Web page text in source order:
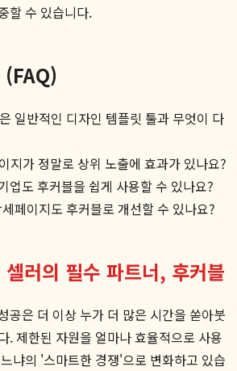
할 수 있습니다.
(FAQ)
일반적인 디자인 템플릿 툴과 무엇이 다
지가 정말로 상위 노출에 효과가 있나요?
업도 후커블을 쉽게 사용할 수 있나요?
페이지도 후커블로 개선할 수 있나요?
러의 필수 파트너, 후커블
공은 더 이상 누가 더 많은 시간을 쏟아붓
. 제한된 자원을 얼마나 효율적으로 사용
냐의 '스마트한 경쟁'으로 변화하고 있습